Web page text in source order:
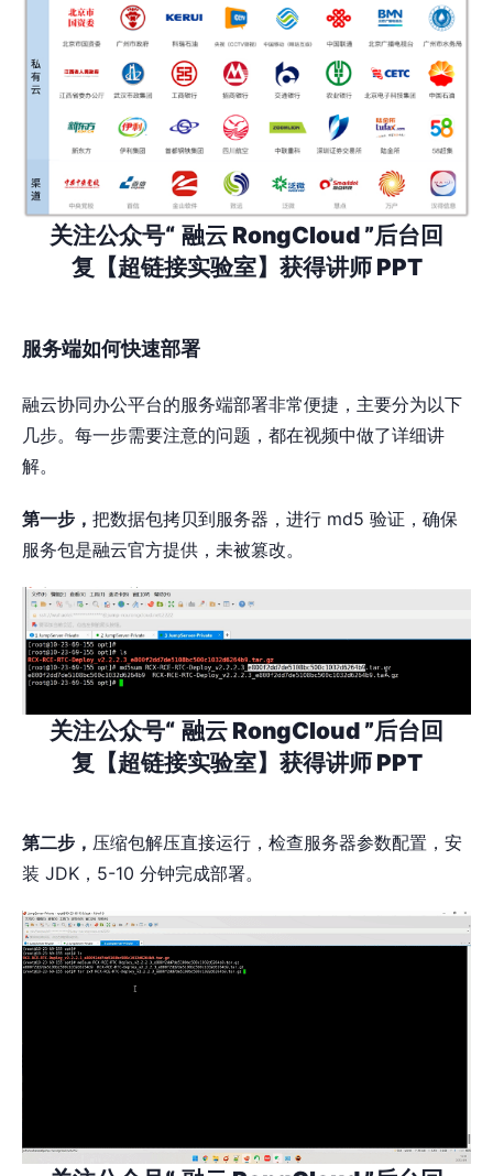
关注公众号“ 融云 RongCloud ”后台回
复【超链接实验室】获得讲师 PPT
服务端如何快速部署
融云协同办公平台的服务端部署非常便捷，主要分为以下
几步。每一步需要注意的问题，都在视频中做了详细讲
解。
第一步， 把数据包拷贝到服务器，进行 md5 验证，确保
服务包是融云官方提供，未被篡改。
关注公众号“ 融云 RongCloud ”后台回
复【超链接实验室】获得讲师 PPT
第二步， 压缩包解压直接运行，检查服务器参数配置，安
装 JDK，5-10 分钟完成部署。